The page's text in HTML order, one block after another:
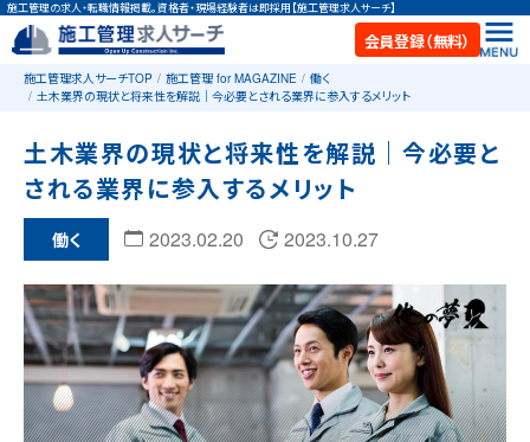
施工管理の求人・転職情報掲載。資格者・現場経験者は即採用【施工管理求人サーチ】
会員登録（無料）
施工管理求人サーチTOP 施工管理 for MAGAZINE
働く
土木業界の現状と将来性を解説｜今必要とされる業界に参入するメリット
土木業界の現状と将来性を解説｜今必要と
される業界に参入するメリット
働く 2023.02.20 2023.10.27